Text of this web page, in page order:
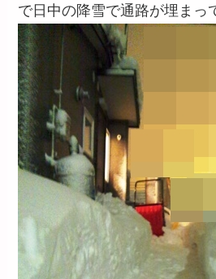
で日中の降雪で通路が埋まっ